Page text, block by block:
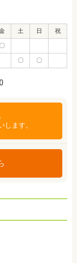
土 日 祝
〇
〇 〇
ます。